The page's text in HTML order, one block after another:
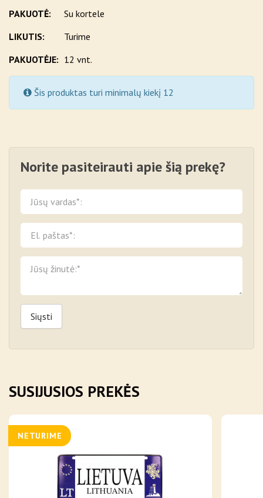
PAKUOTĖ:
Su kortele
LIKUTIS:
Turime
PAKUOTĖJE: 12 vnt.
Šis produktas turi minimalų kiekį 12
Norite pasiteirauti apie šią prekę?
Siųsti
SUSIJUSIOS PREKĖS
NETURIME